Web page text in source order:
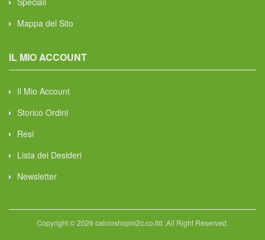
Mappa del Sito
IL MIO ACCOUNT
Il Mio Account
Storico Ordini
Resi
Lista dei Desideri
Newsletter
Copyright © 2026 calcioshopm2c.co.ltd ,All Right Reserved.